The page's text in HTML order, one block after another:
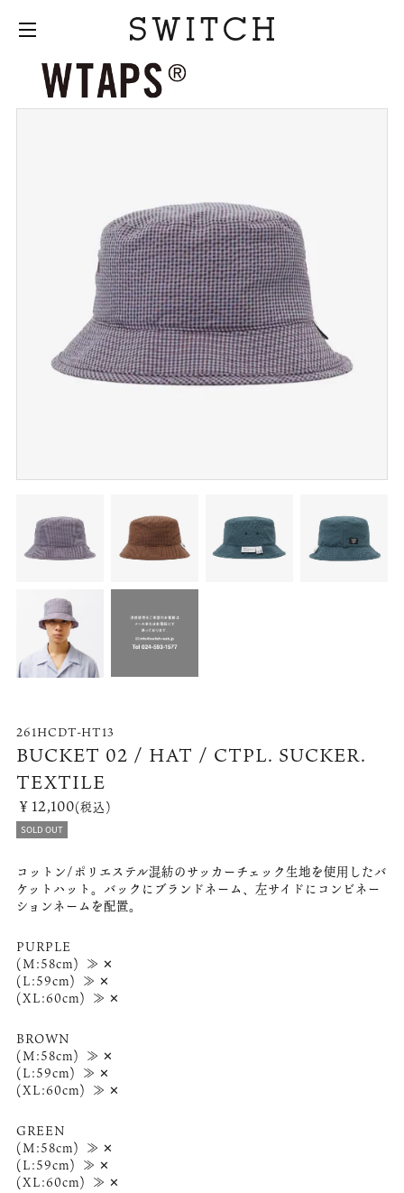
261HCDT-HT13
BUCKET 02 / HAT / CTPL. SUCKER.
TEXTILE
￥12,100(税込)
SOLD OUT
コットン/ポリエステル混紡のサッカーチェック生地を使用したバ
ケットハット。バックにブランドネーム、左サイドにコンビネー
ションネームを配置。
PURPLE
(M:58cm) ≫ ✕
(L:59cm) ≫ ✕
(XL:60cm) ≫ ✕
BROWN
(M:58cm) ≫ ✕
(L:59cm) ≫ ✕
(XL:60cm) ≫ ✕
GREEN
(M:58cm) ≫ ✕
(L:59cm) ≫ ✕
(XL:60cm) ≫ ✕